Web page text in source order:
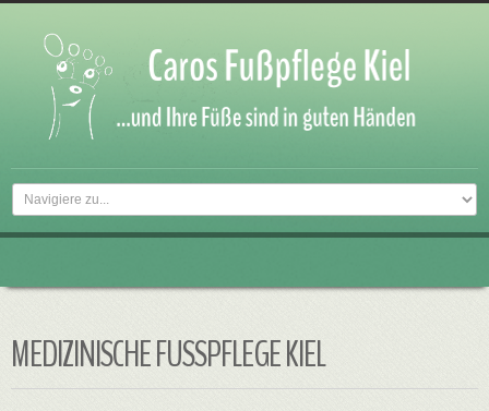
MEDIZINISCHE FUSSPFLEGE KIEL